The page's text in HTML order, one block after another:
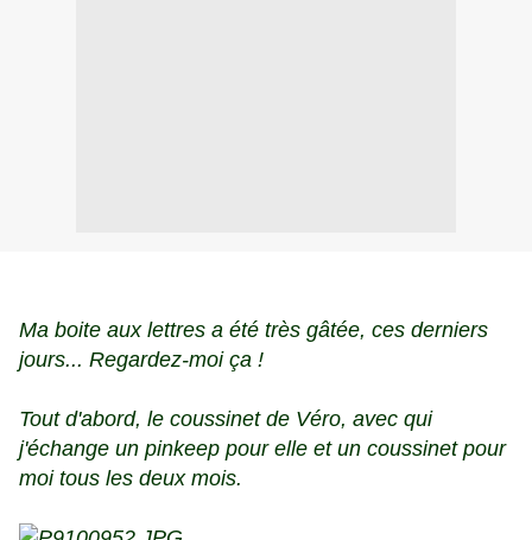
Ma boite aux lettres a été très gâtée, ces derniers
jours... Regardez-moi ça !
Tout d'abord, le coussinet de Véro, avec qui
j'échange un pinkeep pour elle et un coussinet pour
moi tous les deux mois.